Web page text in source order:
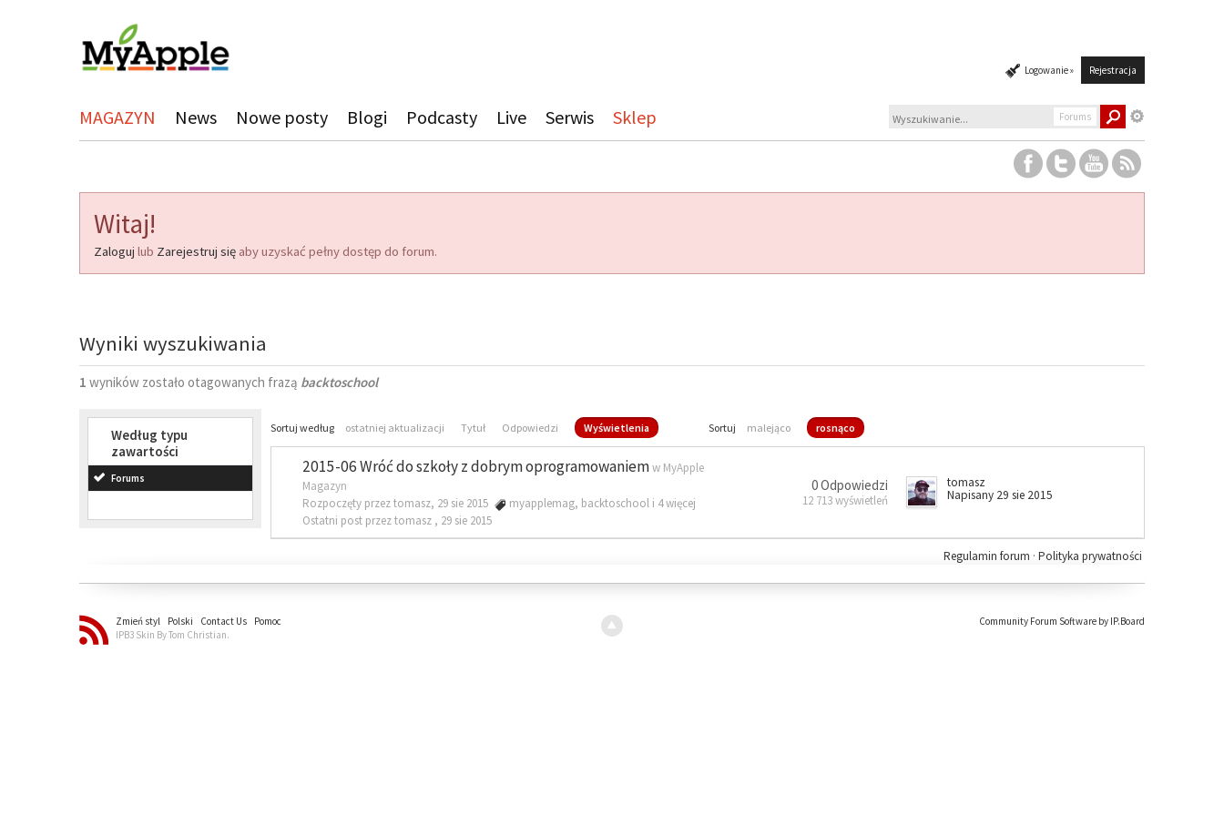
Logowanie » Rejestracja
MAGAZYN News Nowe posty Blogi Podcasty Live Serwis Sklep Forums
Witaj!
Zaloguj lub Zarejestruj się aby uzyskać pełny dostęp do forum.
Wyniki wyszukiwania
1 wyników zostało otagowanych frazą backtoschool
Według typu
zawartości
Forums
Sortuj według ostatniej aktualizacji Tytuł Odpowiedzi Wyświetlenia Sortuj malejąco rosnąco
2015-06 Wróć do szkoły z dobrym oprogramowaniemw MyApple
Magazyn
Rozpoczęty przez tomasz, 29 sie 2015
myapplemag, backtoschool i 4 więcej
Ostatni post przez tomasz , 29 sie 2015
0 Odpowiedzi
12 713 wyświetleń
tomasz
Napisany 29 sie 2015
Polityka prywatności
Regulamin forum ·
Zmień styl Polski Contact Us
Pomoc
IPB3 Skin By Tom Christian.
Community Forum Software by IP.Board